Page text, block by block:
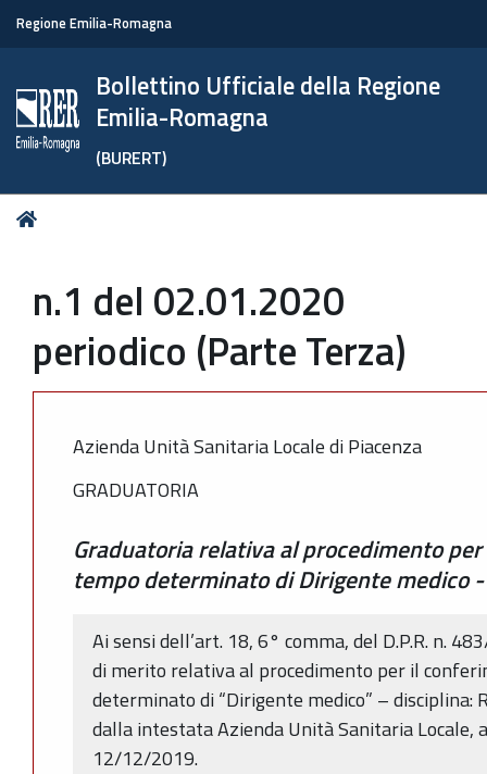
Regione Emilia-Romagna
Bollettino Ufficiale della Regione
Emilia-Romagna
(BURERT)
Tu
n.1 del 02.01.2020
periodico (Parte Terza)
Azienda Unità Sanitaria Locale di Piacenza
GRADUATORIA
Graduatoria relativa al procedimento
tempo determinato di Dirigente medico
Ai sensi dell’art. 18, 6° comma, del D.P.R. n.
di merito relativa al procedimento per il
determinato di “Dirigente medico” – disciplina:
dalla intestata Azienda Unità Sanitaria Locale,
12/12/2019.